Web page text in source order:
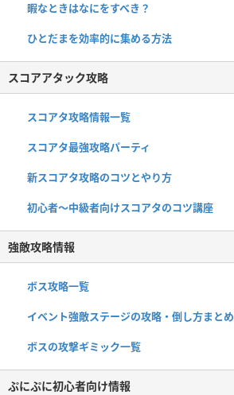
暇なときはなにをすべき？
ひとだまを効率的に集める方法
スコアアタック攻略
スコアタ攻略情報一覧
スコアタ最強攻略パーティ
新スコアタ攻略のコツとやり方
初心者〜中級者向けスコアタのコツ講座
強敵攻略情報
ボス攻略一覧
イベント強敵ステージの攻略・倒し方まとめ
ボスの攻撃ギミック一覧
ぷにぷに初心者向け情報